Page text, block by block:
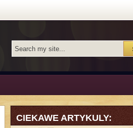
CIEKAWE ARTYKULY: